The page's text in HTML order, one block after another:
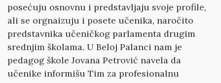
posećuju osnovnu i predstavljaju svoje profile,
ali se orgnaizuju i posete učenika, naročito
predstavnika učeničkog parlamenta drugim
srednjim školama. U Beloj Palanci nam je
pedagog škole Jovana Petrović navela da
učenike informišu Tim za profesionalnu